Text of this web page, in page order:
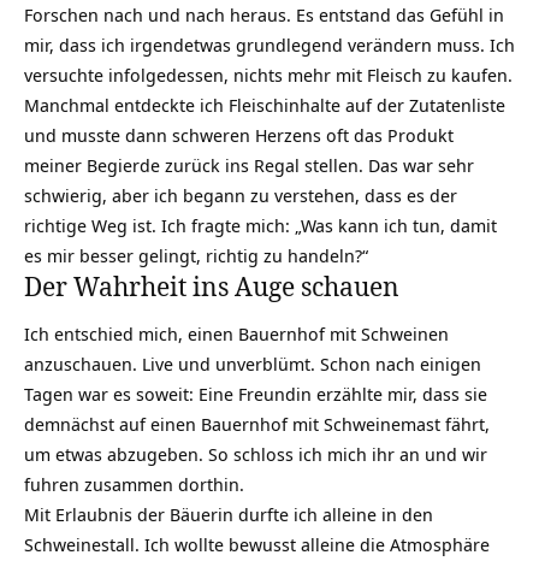
Forschen nach und nach heraus. Es entstand das Gefühl in
mir, dass ich irgendetwas grundlegend verändern muss. Ich
versuchte infolgedessen, nichts mehr mit Fleisch zu kaufen.
Manchmal entdeckte ich Fleischinhalte auf der Zutatenliste
und musste dann schweren Herzens oft das Produkt
meiner Begierde zurück ins Regal stellen. Das war sehr
schwierig, aber ich begann zu verstehen, dass es der
richtige Weg ist. Ich fragte mich: „Was kann ich tun, damit
es mir besser gelingt, richtig zu handeln?“
Der Wahrheit ins Auge schauen
Ich entschied mich, einen Bauernhof mit Schweinen
anzuschauen. Live und unverblümt. Schon nach einigen
Tagen war es soweit: Eine Freundin erzählte mir, dass sie
demnächst auf einen Bauernhof mit Schweinemast fährt,
um etwas abzugeben. So schloss ich mich ihr an und wir
fuhren zusammen dorthin.
Mit Erlaubnis der Bäuerin durfte ich alleine in den
Schweinestall. Ich wollte bewusst alleine die Atmosphäre